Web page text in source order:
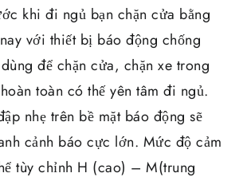
khi đi ngủ bạn chặn cửa bằng
với thiết bị báo động chống
để chặn cửa, chặn xe trong
toàn có thế yên tâm đi ngủ.
nhẹ trên bề mặt báo động sẽ
cảnh báo cực lớn. Mức độ cảm
tùy chỉnh H (cao) – M(trung